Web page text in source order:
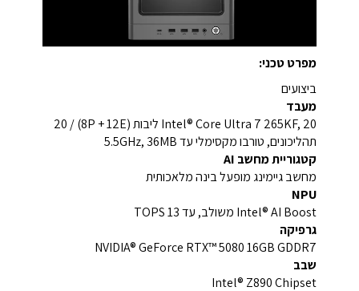
מפרט טכני:
ביצועים
מעבד
Intel® Core Ultra 7 265KF, 20 ליבות (8P + 12E) / 20
תהליכונים, טורבו מקסימלי עד 5.5GHz, 36MB
קטגוריית מחשב AI
מחשב גיימינג מופעל בינה מלאכותית
NPU
Intel® AI Boost משולב, עד 13 TOPS
גרפיקה
NVIDIA® GeForce RTX™ 5080 16GB GDDR7
שבב
Intel® Z890 Chipset